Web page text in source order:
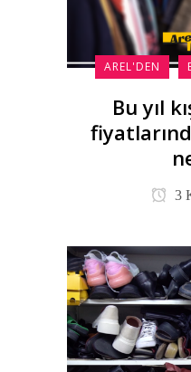
AREL'DEN
Bu yıl
3